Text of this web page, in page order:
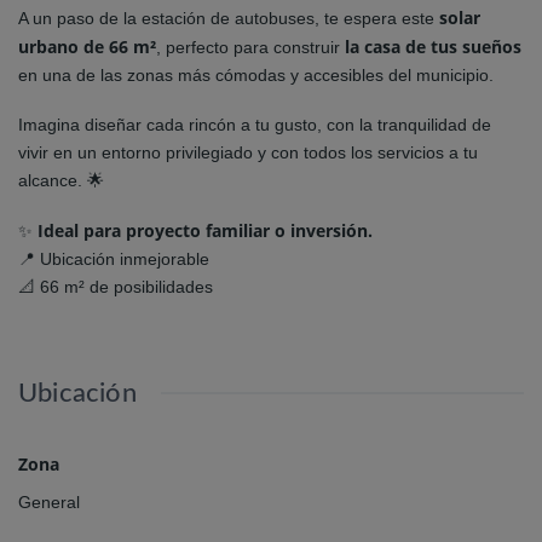
A un paso de la estación de autobuses, te espera este solar
urbano de 66 m² , perfecto para construir la casa de tus sueños
en una de las zonas más cómodas y accesibles del municipio.
Imagina diseñar cada rincón a tu gusto, con la tranquilidad de
vivir en un entorno privilegiado y con todos los servicios a tu
alcance. 🌟
✨ Ideal para proyecto familiar o inversión.
📍 Ubicación inmejorable
📐 66 m² de posibilidades
Ubicación
Zona
General